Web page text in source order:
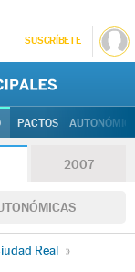
SUSCRÍBETE
PACTOS
2007
Real »